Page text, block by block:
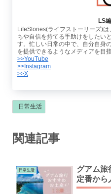
LS
LifeStories(ライフストーリーズ)
ちや自信を持てる手助けをしたい
す。忙しい日常の中で、自分自身
を提供できるようなメディアを目
>>YouTube
>>Instagram
>>X
日常生活
関連記事
日常生活
グアム旅
定番から